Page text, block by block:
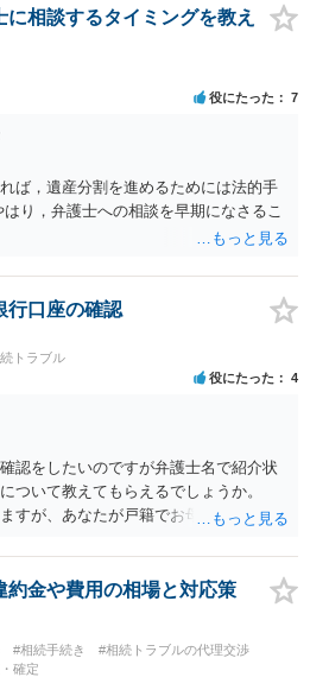
相談するタイミングを教え
役にたった 7
ば，遺産分割を進めるためには法的手
り，弁護士への相談を早期になさるこ
行口座の確認
トラブル
役にたった 4
認をしたいのですが弁護士名で紹介状
ついて教えてもらえるでしょうか。
すが、あなたが戸籍でお母さんの相続
自分ではよくわからないということ
されたら良いと思います。
約金や費用の相場と対応策
#相続手続き
#相続トラブルの代理交渉
確定